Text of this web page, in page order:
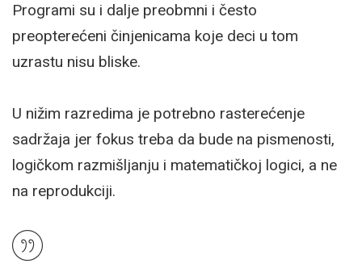
Programi su i dalje preobmni i često
preopterećeni činjenicama koje deci u tom
uzrastu nisu bliske.
U nižim razredima je potrebno rasterećenje
sadržaja jer fokus treba da bude na pismenosti,
logičkom razmišljanju i matematičkoj logici, a ne
na reprodukciji.